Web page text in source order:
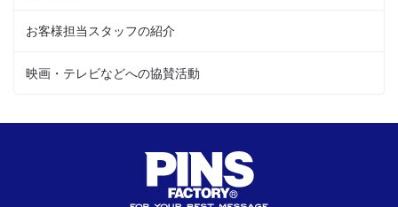
お客様担当スタッフの紹介
映画・テレビなどへの協賛活動